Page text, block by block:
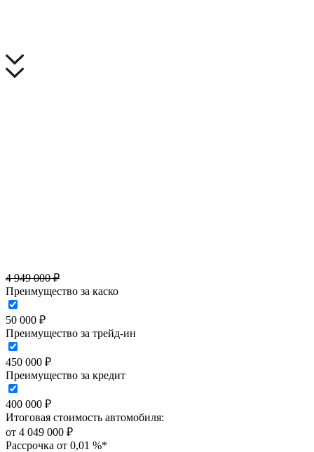
4 949 000 ₽
Преимущество за каско
50 000 ₽
Преимущество за трейд-ин
450 000 ₽
Преимущество за кредит
400 000 ₽
Итоговая стоимость автомобиля:
от 4 049 000 ₽
Рассрочка от 0,01 %*